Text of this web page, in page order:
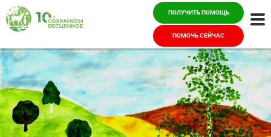
ПОЛУЧИТЬ ПОМОЩЬ
ПОМОЧЬ СЕЙЧАС